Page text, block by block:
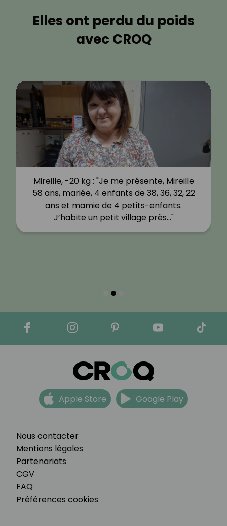
Elles ont perdu du poids
avec CROQ
Mireille, -20 kg : "Je me présente, Mireille
58 ans, mariée, 4 enfants de 38, 36, 32, 22
ans et mamie de 4 petits-enfants.
J’habite un petit village près…"
Nous contacter
Mentions légales
Partenariats
CGV
FAQ
Préférences cookies
Apple Store Google Play